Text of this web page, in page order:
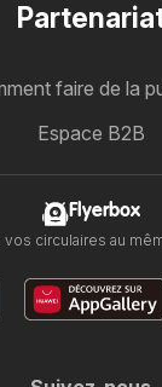
faire de la
Espace B2B
Flyerbox
vos circulaires au